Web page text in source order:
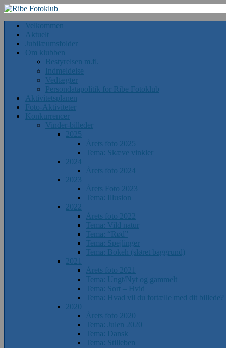
Velkommen
Aktuelt
Jubilæumsfolder
Om klubben
Bestyrelsen m.fl.
Indmeldelse
Vedtægter
Persondatapolitik for Ribe Fotoklub
Aktivitetsplanen
Foto-Aktiviteter
Konkurrencer
Vinder-billeder
2025
Årets foto 2025
Tema: Skæve vinkler
2024
Årets foto 2024
2023
Årets Foto 2023
Tema: Illusion
2022
Årets foto 2022
Tema: Vild natur
Tema: “Rød”
Tema: Spejlinger
Tema: Bokeh (sløret baggrund)
2021
Årets foto 2021
Tema: Ungt/Nyt og gammelt
Tema: Sort – Hvid
Tema: Hvad vil du fortælle med dit billede?
2020
Årets foto 2020
Tema: Julen 2020
Tema: Dansk
Tema: Stilleben